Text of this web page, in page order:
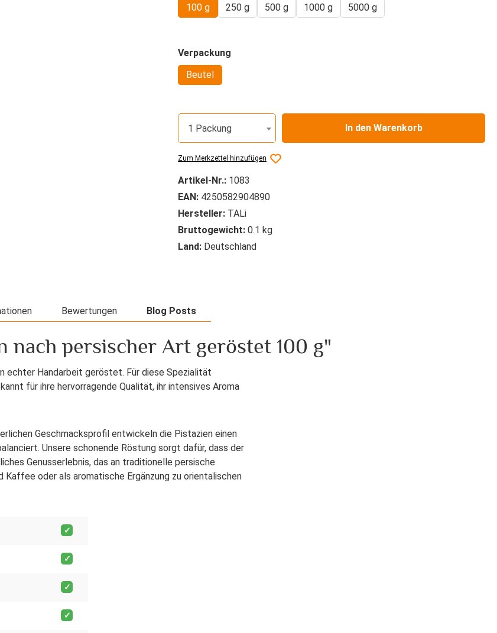
100 g
250 g 500 g 1000 g 5000 g
Verpackung
Beutel
1 Packung In den Warenkorb
Zum Merkzettel hinzufügen
Artikel-Nr.: 1083
EAN: 4250582904890
Hersteller: TALi
Bruttogewicht: 0.1 kg
Land: Deutschland
Bewertungen Blog Posts
persischer Art geröstet 100 g"
echter Handarbeit geröstet. Für diese Spezialität
für ihre hervorragende Qualität, ihr intensives Aroma
Geschmacksprofil entwickeln die Pistazien einen
Unsere schonende Röstung sorgt dafür, dass der
Genusserlebnis, das an traditionelle persische
oder als aromatische Ergänzung zu orientalischen